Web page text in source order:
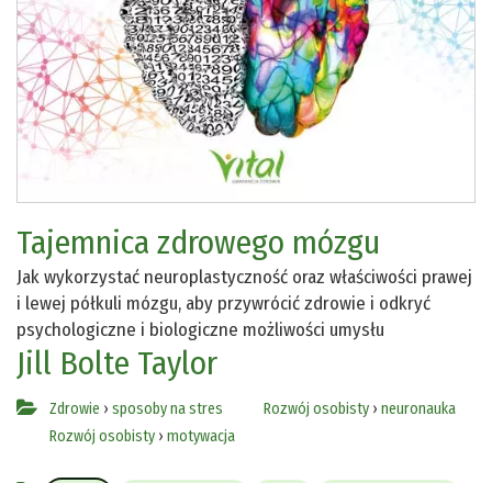
Tajemnica zdrowego mózgu
Jak wykorzystać neuroplastyczność oraz właściwości prawej
i lewej półkuli mózgu, aby przywrócić zdrowie i odkryć
psychologiczne i biologiczne możliwości umysłu
Jill Bolte Taylor
Zdrowie › sposoby na stres
Rozwój osobisty › motywacja
Rozwój osobisty › neuronauka